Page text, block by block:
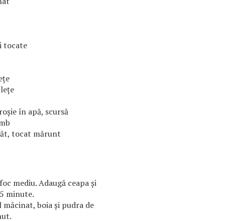
tocate
în apă, scursă
tocat mărunt
mediu. Adaugă ceapa și
minute.
boia și pudra de